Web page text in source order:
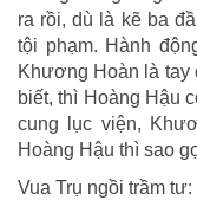
ra rồi, dù là kẽ ba
tội phạm. Hành
Khương Hoàn là tay
biết, thì Hoàng Hậu
cung lục viện,
Hoàng Hậu thì sao
Vua Trụ ngồi trầm tư: